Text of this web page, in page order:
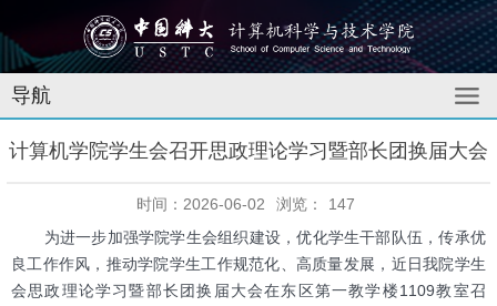
导航
计算机学院学生会召开思政理论学习暨部长团换届大会
时间：2026-06-02 浏览：
147
为进一步加强学院学生会组织建设，优化学生干部队伍，传承优
良工作作风，推动学院学生工作规范化、高质量发展，近日我院学生
会思政理论学习暨部长团换届大会在东区第一教学楼1109教室召